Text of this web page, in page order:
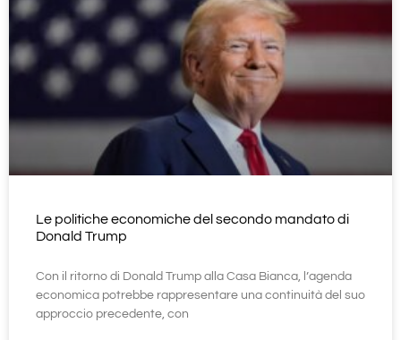
Le politiche economiche del secondo mandato di
Donald Trump
Con il ritorno di Donald Trump alla Casa Bianca, l’agenda
economica potrebbe rappresentare una continuità del suo
approccio precedente, con